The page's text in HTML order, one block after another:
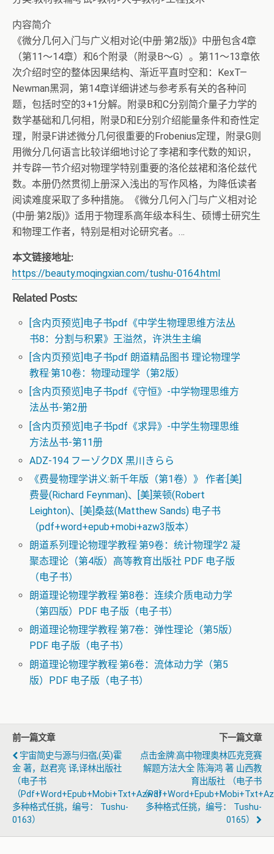
内容简介
《微分几何入门与广义相对论(中册·第2版)》中册包含4章
（第11～14章）和6个附录（附录B～G）。第11～13章依
次介绍时空的整体因果结构、渐近平直时空和：KexT—
Newman黑洞，第14章详细讲述与参考系有关的各种问
题，包括时空的3+1分解。附录B和C分别简介量子力学的
数学基础和几何相，附录D和E分别介绍能量条件和奇性定
理，附录F讲述微分几何很重要的Frobenius定理，附录G则
用微分几何语言比较详细地讨论了李裙和李代数的知识，
并专辟一节介绍对物理学特别重要的洛伦兹裙和洛伦兹代
数。本册仍然贯彻上册深入浅出的写作风格，为降低读者
阅读难度采取了多种措施。《微分几何入门与广义相对论
(中册·第2版)》适用于物理系高年级本科生、硕博士研究生
和物理工作者，特别是相对论研究者。…
本文链接地址:
https://beauty.moqingxian.com/tushu-0164.html
Related Posts:
[含内页预览]电子书pdf《中学生物理思维方法丛
书8：分割与积累》王溢然，许洪生主编
[含内页预览]电子书pdf 朗道精品图书 理论物理学
教程·第10卷：物理动理学（第2版）
[含内页预览]电子书pdf《守恒》-中学物理思维方
法丛书-第2册
[含内页预览]电子书pdf《求异》-中学生物理思维
方法丛书-第11册
ADZ-194 フーゾクDX 黒川きらら
《费曼物理学讲义:新千年版（第1卷）》 作者:[美]
费曼(Richard Feynman)、[美]莱顿(Robert
Leighton)、[美]桑兹(Matthew Sands) 电子书
（pdf+word+epub+mobi+azw3版本）
朗道系列理论物理学教程·第9卷：统计物理学2 凝
聚态理论（第4版）高等教育出版社 PDF 电子版
（电子书）
朗道理论物理学教程·第8卷：连续介质电动力学
（第四版）PDF 电子版（电子书）
朗道理论物理学教程·第7卷：弹性理论（第5版）
PDF 电子版（电子书）
朗道理论物理学教程·第6卷：流体动力学（第5
版）PDF 电子版（电子书）
前一篇文章
宇宙简史与源与归宿,(英)霍
金 著，赵君亮 译,译林出版社
（电子书
（pdf+word+epub+mobi+txt+azw3）
多种格式任挑，编号： Tushu-
0163）
下一篇文章
点击金牌:高中物理奥林匹克竞赛
解题方法大全 陈海鸿 著 山西教
育出版社 （电子书
（
多种格式任挑，编号： Tushu-
0165）